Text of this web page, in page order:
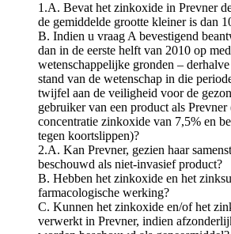
1.A. Bevat het zinkoxide in Prevner
de gemiddelde grootte kleiner is dan
B. Indien u vraag A bevestigend
dan in de eerste helft van 2010 op
wetenschappelijke gronden –
stand van de wetenschap in die
twijfel aan de veiligheid voor de
gebruiker van een product als Prevner
concentratie zinkoxide van 7,5% en
tegen koortslippen)?
2.A. Kan Prevner, gezien haar
beschouwd als niet-invasief product?
B. Hebben het zinkoxide en het
farmacologische werking?
C. Kunnen het zinkoxide en/of het
verwerkt in Prevner, indien